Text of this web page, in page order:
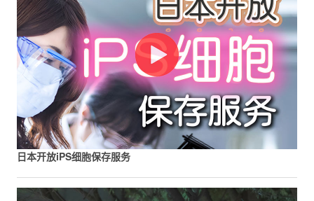
日本开放iPS细胞保存服务